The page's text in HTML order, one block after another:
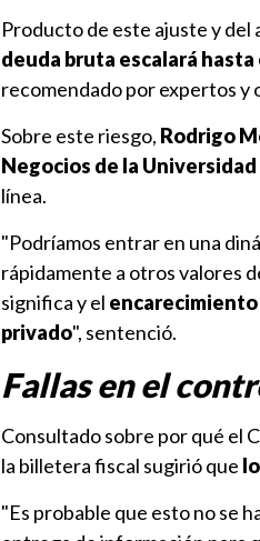
Producto de este ajuste y
deuda bruta escalará hasta
recomendado por expertos y
Sobre este riesgo, Rodrigo
Negocios de la
línea.
"Podríamos entrar en una
rápidamente a otros valores
significa y el
privado", sentenció.
Fallas en el
Consultado sobre por qué el
la billetera fiscal sugirió que
"Es probable que esto no se